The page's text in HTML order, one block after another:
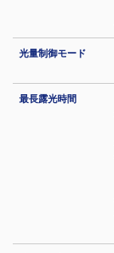
光量制御モード
最長露光時間